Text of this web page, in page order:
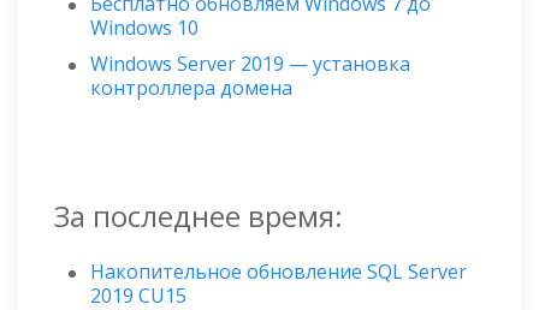
Windows 10
Windows Server 2019 — установка
контроллера домена
За последнее время:
Накопительное обновление SQL Server
2019 CU15